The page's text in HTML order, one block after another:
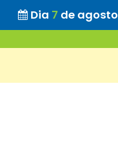
Dia 7 de agosto